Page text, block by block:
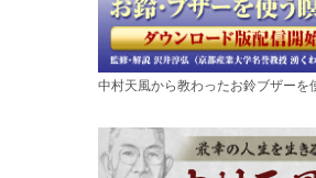
中村天風から教わったお鈴ブザーを